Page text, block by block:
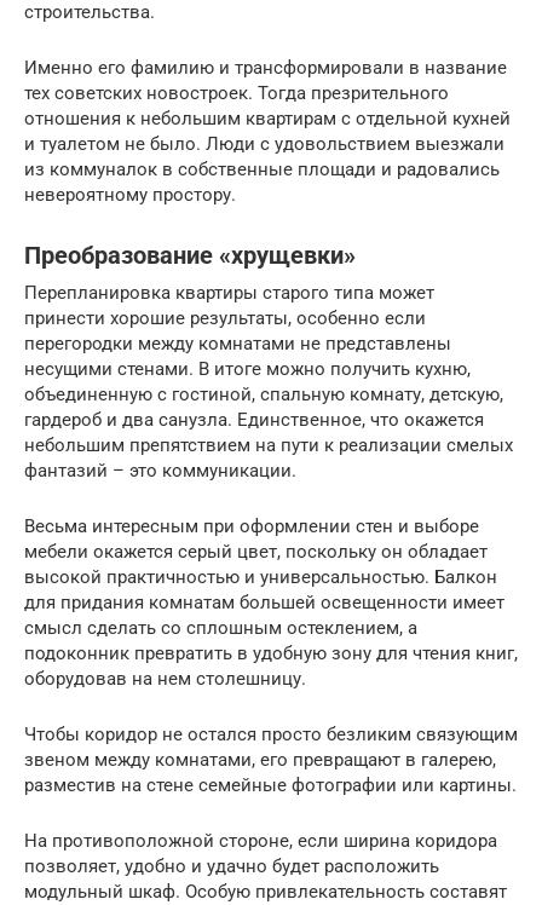
строительства.
Именно его фамилию и трансформировали в название
тех советских новостроек. Тогда презрительного
отношения к небольшим квартирам с отдельной кухней
и туалетом не было. Люди с удовольствием выезжали
из коммуналок в собственные площади и радовались
невероятному простору.
Преобразование «хрущевки»
Перепланировка квартиры старого типа может
принести хорошие результаты, особенно если
перегородки между комнатами не представлены
несущими стенами. В итоге можно получить кухню,
объединенную с гостиной, спальную комнату, детскую,
гардероб и два санузла. Единственное, что окажется
небольшим препятствием на пути к реализации смелых
фантазий – это коммуникации.
Весьма интересным при оформлении стен и выборе
мебели окажется серый цвет, поскольку он обладает
высокой практичностью и универсальностью. Балкон
для придания комнатам большей освещенности имеет
смысл сделать со сплошным остеклением, а
подоконник превратить в удобную зону для чтения книг,
оборудовав на нем столешницу.
Чтобы коридор не остался просто безликим связующим
звеном между комнатами, его превращают в галерею,
разместив на стене семейные фотографии или картины.
На противоположной стороне, если ширина коридора
позволяет, удобно и удачно будет расположить
модульный шкаф. Особую привлекательность составят